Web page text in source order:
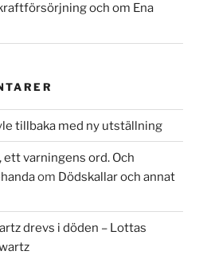
och om Ena
tillbaka med ny utställning
varningens ord. Och
om Dödskallar och annat
drevs i döden – Lottas